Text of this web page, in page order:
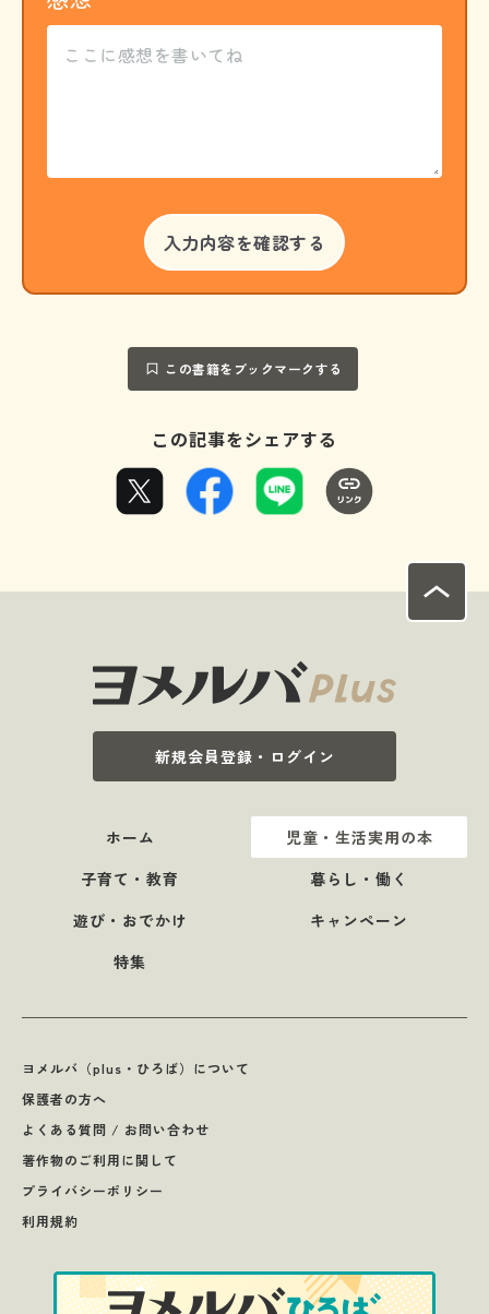
この書籍をブックマークする
この記事をシェアする
新規会員登録・ログイン
ホーム
児童・生活実用の本
子育て・教育
暮らし・働く
遊び・おでかけ
キャンペーン
特集
ヨメルバ（plus・ひろば）について
保護者の方へ
よくある質問 / お問い合わせ
著作物のご利用に関して
プライバシーポリシー
利用規約